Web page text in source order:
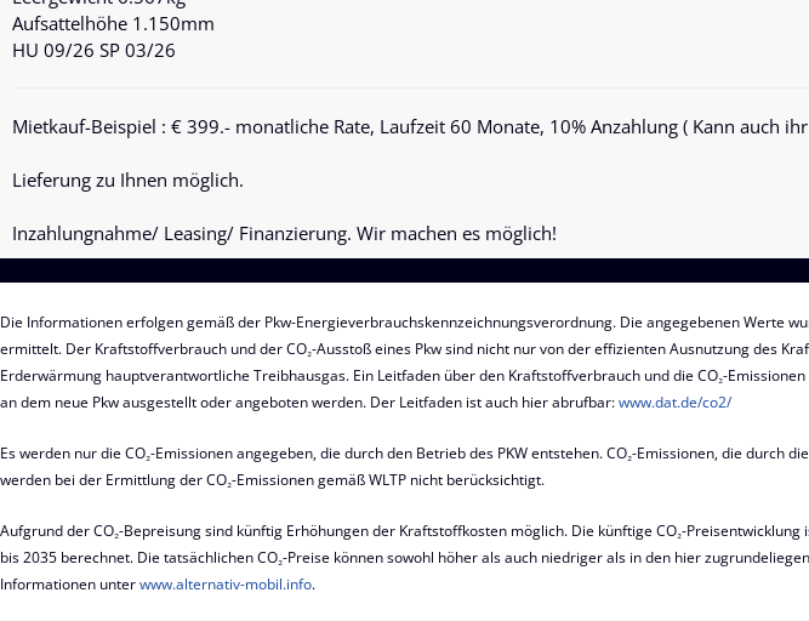
Aufsattelhöhe 1.150mm
HU 09/26 SP 03/26
Mietkauf-Beispiel : € 399.- monatliche Rate, Laufzeit 60 Monate, 10% Anzahlung ( Kann auch
Lieferung zu Ihnen möglich.
Inzahlungnahme/ Leasing/ Finanzierung. Wir machen es möglich!
Die Informationen erfolgen gemäß der Pkw-Energieverbrauchskennzeichnungsverordnung. Die angegebenen Werte
ermittelt. Der Kraftstoffverbrauch und der CO₂-Ausstoß eines Pkw sind nicht nur von der effizienten Ausnutzung des
Erderwärmung hauptverantwortliche Treibhausgas. Ein Leitfaden über den Kraftstoffverbrauch und die CO₂-
an dem neue Pkw ausgestellt oder angeboten werden. Der Leitfaden ist auch hier abrufbar:www.dat.de/co2/
Es werden nur die CO₂-Emissionen angegeben, die durch den Betrieb des PKW entstehen. CO₂-Emissionen, die
werden bei der Ermittlung der CO₂-Emissionen gemäß WLTP nicht berücksichtigt.
Aufgrund der CO₂-Bepreisung sind künftig Erhöhungen der Kraftstoffkosten möglich. Die künftige CO₂-
bis 2035 berechnet. Die tatsächlichen CO₂-Preise können sowohl höher als auch niedriger als in den hier
Informationen unterwww.alternativ-mobil.info.